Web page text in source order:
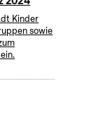
Kinder
sowie